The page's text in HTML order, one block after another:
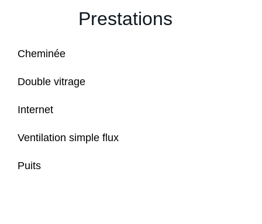
Prestations
Cheminée
Double vitrage
Internet
Ventilation simple flux
Puits